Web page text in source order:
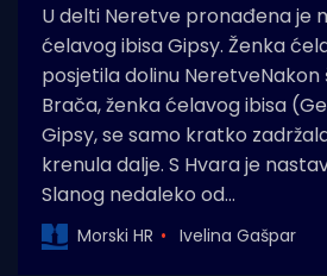
U delti Neretve pronađena je
ćelavog ibisa Gipsy. Ženka
posjetila dolinu NeretveNakon
Brača, ženka ćelavog ibisa
Gipsy, se samo kratko
krenula dalje. S Hvara je
Slanog nedaleko od…
Morski HR Ivelina Gašpar